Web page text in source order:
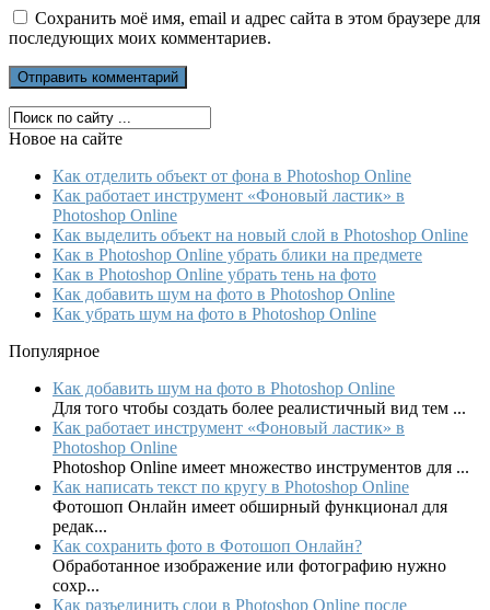
Сохранить моё имя, email и адрес сайта в этом браузере для
последующих моих комментариев.
Новое на сайте
Как отделить объект от фона в Photoshop Online
Как работает инструмент «Фоновый ластик» в
Photoshop Online
Как выделить объект на новый слой в Photoshop Online
Как в Photoshop Online убрать блики на предмете
Как в Photoshop Online убрать тень на фото
Как добавить шум на фото в Photoshop Online
Как убрать шум на фото в Photoshop Online
Популярное
Как добавить шум на фото в Photoshop Online
Для того чтобы создать более реалистичный вид тем ...
Как работает инструмент «Фоновый ластик» в
Photoshop Online
Photoshop Online имеет множество инструментов для ...
Как написать текст по кругу в Photoshop Online
Фотошоп Онлайн имеет обширный функционал для
редак...
Как сохранить фото в Фотошоп Онлайн?
Обработанное изображение или фотографию нужно
сохр...
Как разъединить слои в Photoshop Online после